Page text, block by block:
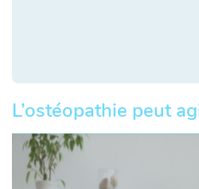
L’ostéopathie peut